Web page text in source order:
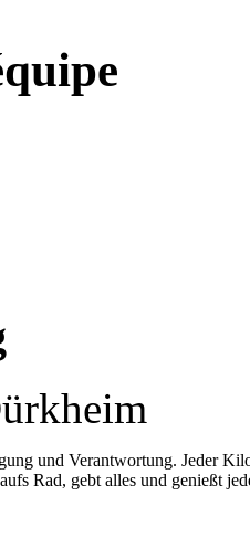
und Verantwortung. Jeder
Rad, gebt alles und genießt